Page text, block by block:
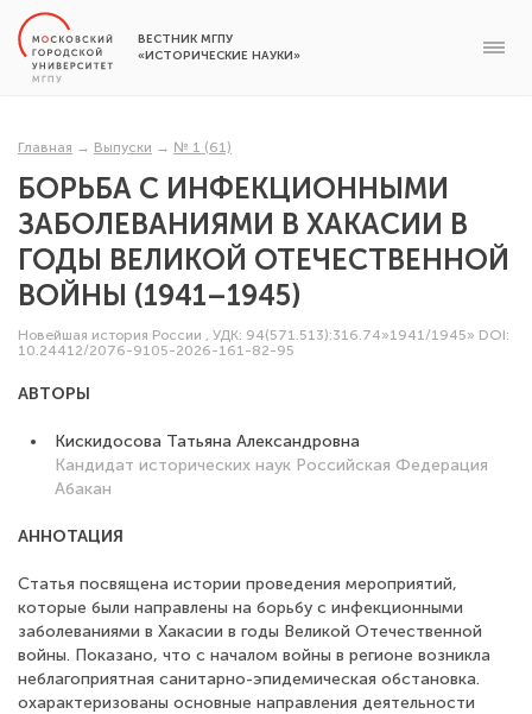
ВЕСТНИК МГПУ
«ИСТОРИЧЕСКИЕ НАУКИ»
Главная → Выпуски → № 1 (61)
БОРЬБА С ИНФЕКЦИОННЫМИ
ЗАБОЛЕВАНИЯМИ В ХАКАСИИ В
ГОДЫ ВЕЛИКОЙ ОТЕЧЕСТВЕННОЙ
ВОЙНЫ (1941–1945)
Новейшая история России , УДК: 94(571.513):316.74»1941/1945» DOI:
10.24412/2076-9105-2026-161-82-95
АВТОРЫ
Кискидосова Татьяна Александровна
Кандидат исторических наук Российская Федерация
Абакан
АННОТАЦИЯ
Статья посвящена истории проведения мероприятий,
которые были направлены на борьбу с инфекционными
заболеваниями в Хакасии в годы Великой Отечественной
войны. Показано, что с началом войны в регионе возникла
неблагоприятная санитарно-эпидемическая обстановка.
охарактеризованы основные направления деятельности